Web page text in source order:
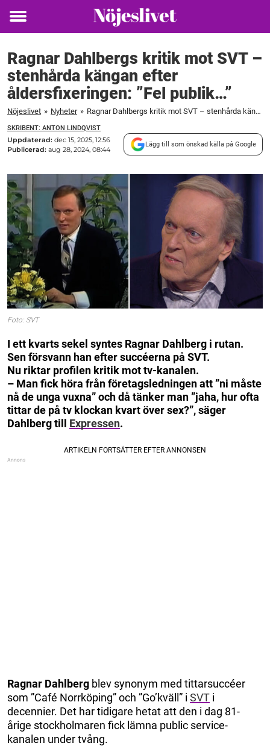
Toggle
Ragnar Dahlbergs kritik mot SVT –
stenhårda kängan efter
åldersfixeringen: ”Fel publik…”
Nöjeslivet » Nyheter » Ragnar Dahlbergs kritik mot SVT – stenhårda kängan efter åldersfixeringen: ”Fel publik...”
SKRIBENT: ANTON LINDQVIST
Uppdaterad: dec 15, 2025, 12:56
Publicerad: aug 28, 2024, 08:44
Lägg till som önskad källa på Google
Foto: SVT
I ett kvarts sekel syntes Ragnar Dahlberg i rutan.
Sen försvann han efter succéerna på SVT.
Nu riktar profilen kritik mot tv-kanalen.
– Man fick höra från företagsledningen att ”ni måste
nå de unga vuxna” och då tänker man ”jaha, hur ofta
tittar de på tv klockan kvart över sex?”, säger
Dahlberg till Expressen.
Ragnar Dahlberg blev synonym med tittarsuccéer
som ”Café Norrköping” och ”Go’kväll” i SVT i
decennier. Det har tidigare hetat att den i dag 81-
årige stockholmaren fick lämna public service-
kanalen under tvång.